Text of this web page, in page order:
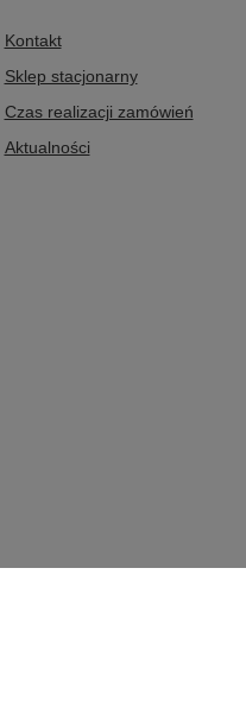
Kontakt
Sklep stacjonarny
Czas realizacji zamówień
Aktualności